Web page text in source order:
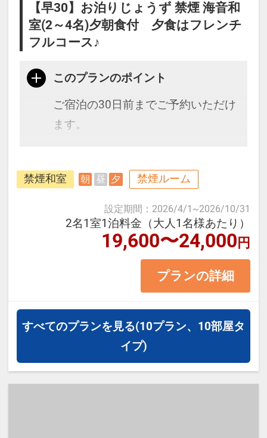
【早30】お泊りじょうず 禁煙 海音和
室(2～4名)夕朝食付 夕食はフレンチ
フルコース♪
このプランのポイント
ご宿泊の30日前までご予約いただけ
ます。
野の山々を望む当館は、風光明媚な
海辺の宿です。4,500坪の広大な庭
園の先には四季を彩る花が咲き季節
の移ろいと自然の美しさを心ゆくま
でご堪能いただけます。
海側 10畳 バス・トイレ付
※宿泊税が必要な場合は現地払いと
なります。（実施している自治体の
禁煙和室 朝 昼 夕 禁煙ルーム
設定期間 ： 2026/4/1 ~2026/10/31
2名1室1泊料金（大人1名様あたり）
19,600〜24,000円
プランの詳細
すべてのプランを見る(10プラン、10部屋タ
イプ)